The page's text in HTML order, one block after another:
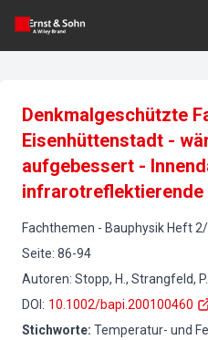
Denkmalgeschützte
Eisenhüttenstadt -
aufgebessert -
infrarotreflektierende
Fachthemen - Bauphysik Heft 2/
Seite: 86-94
Autoren: Stopp, H., Strangfeld,
DOI : 10.1002/bapi.200100460
Stichworte: Temperatur- und